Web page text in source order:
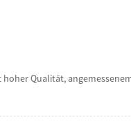
Qualität,